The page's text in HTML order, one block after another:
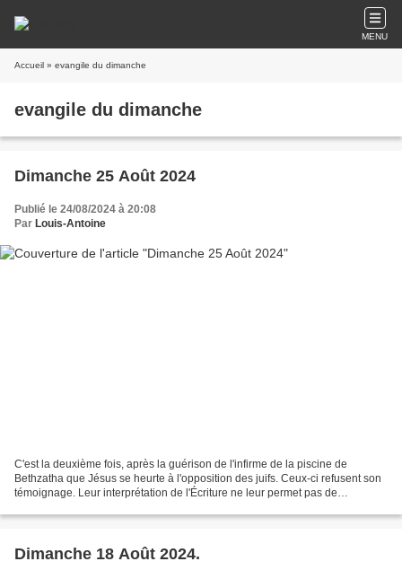
MENU
Accueil » evangile du dimanche
evangile du dimanche
Dimanche 25 Août 2024
Publié le 24/08/2024 à 20:08
Par Louis-Antoine
C'est la deuxième fois, après la guérison de l'infirme de la piscine de
Bethzatha que Jésus se heurte à l'opposition des juifs. Ceux-ci refusent son
témoignage. Leur interprétation de l'Écriture ne leur permet pas de
Dimanche 18 Août 2024.